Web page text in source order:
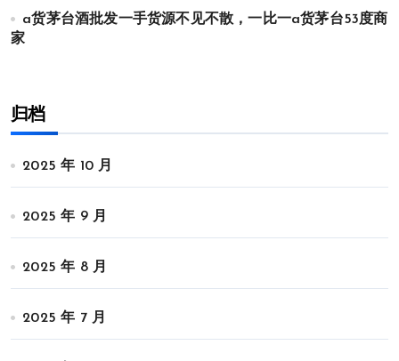
a货茅台酒批发一手货源不见不散，一比一a货茅台53度商
家
归档
2025 年 10 月
2025 年 9 月
2025 年 8 月
2025 年 7 月